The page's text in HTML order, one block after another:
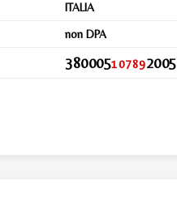
ITALIA
non DPA
380005107892005